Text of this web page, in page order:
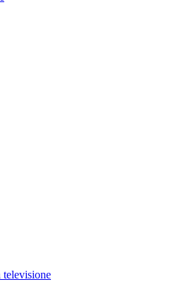
televisione